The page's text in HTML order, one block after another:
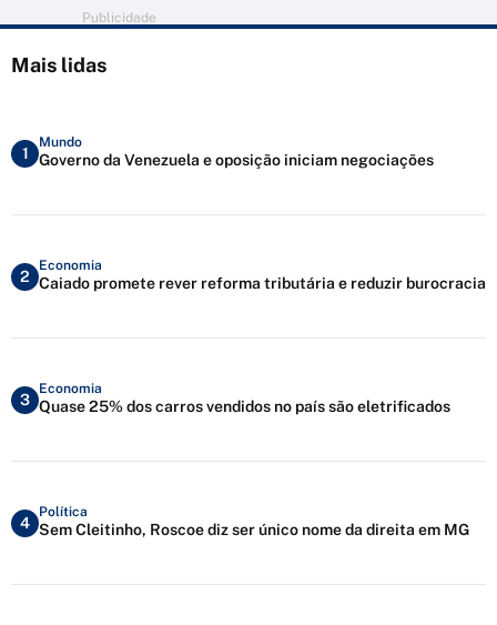
Publicidade
Mais lidas
1
Mundo
Governo da Venezuela e oposição iniciam negociações
2
Economia
Caiado promete rever reforma tributária e reduzir burocracia
3
Economia
Quase 25% dos carros vendidos no país são eletrificados
4
Política
Sem Cleitinho, Roscoe diz ser único nome da direita em MG